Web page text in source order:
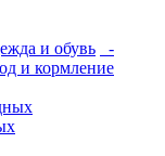
и обувь
-
и кормление